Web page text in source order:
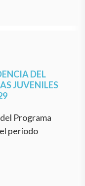
DEL
JUVENILES
Programa
período